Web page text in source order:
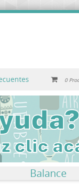
0
Balance